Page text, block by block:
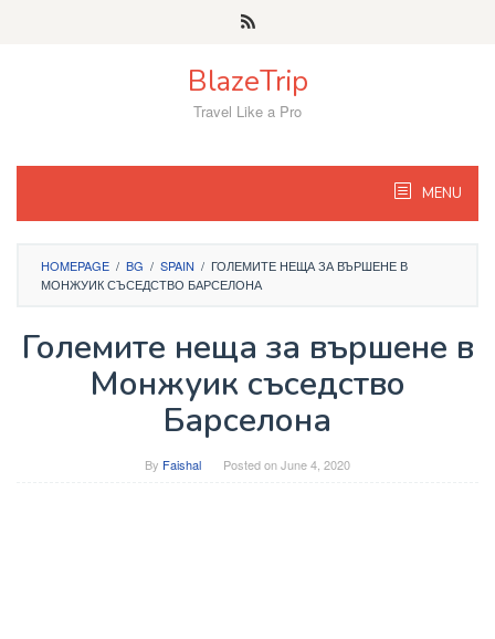
BlazeTrip
Travel Like a Pro
MENU
HOMEPAGE / BG / SPAIN / ГОЛЕМИТЕ НЕЩА ЗА ВЪРШЕНЕ В
МОНЖУИК СЪСЕДСТВО БАРСЕЛОНА
Големите неща за вършене в
Монжуик съседство
Барселона
By Faishal Posted onJune 4, 2020